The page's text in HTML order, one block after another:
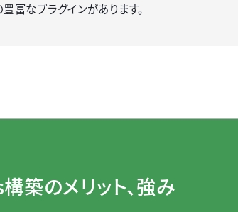
富なプラグインがあります。
築のメリット、強み